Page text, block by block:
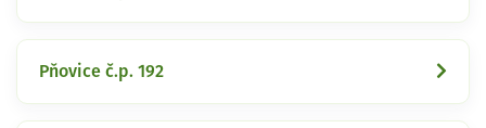
Pňovice č.p. 192